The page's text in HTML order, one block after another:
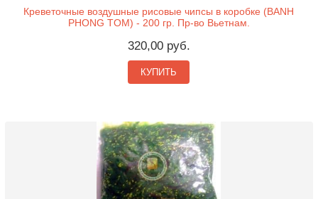
Креветочные воздушные рисовые чипсы в коробке (BANH
PHONG TOM) - 200 гр. Пр-во Вьетнам.
320,00 руб.
КУПИТЬ